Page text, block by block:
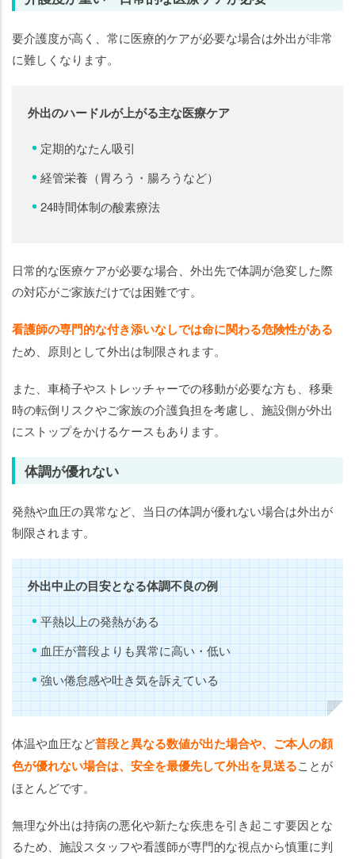
要介護度が高く、常に医療的ケアが必要な場合は外出が非常
に難しくなります。
外出のハードルが上がる主な医療ケア
定期的なたん吸引
経管栄養（胃ろう・腸ろうなど）
24時間体制の酸素療法
日常的な医療ケアが必要な場合、外出先で体調が急変した際
の対応がご家族だけでは困難です。
看護師の専門的な付き添いなしでは命に関わる危険性がある
ため、原則として外出は制限されます。
また、車椅子やストレッチャーでの移動が必要な方も、移乗
時の転倒リスクやご家族の介護負担を考慮し、施設側が外出
にストップをかけるケースもあります。
体調が優れない
発熱や血圧の異常など、当日の体調が優れない場合は外出が
制限されます。
外出中止の目安となる体調不良の例
平熱以上の発熱がある
血圧が普段よりも異常に高い・低い
強い倦怠感や吐き気を訴えている
体温や血圧など普段と異なる数値が出た場合や、ご本人の顔
色が優れない場合は、安全を最優先して外出を見送ることが
ほとんどです。
無理な外出は持病の悪化や新たな疾患を引き起こす要因とな
るため、施設スタッフや看護師が専門的な視点から慎重に判